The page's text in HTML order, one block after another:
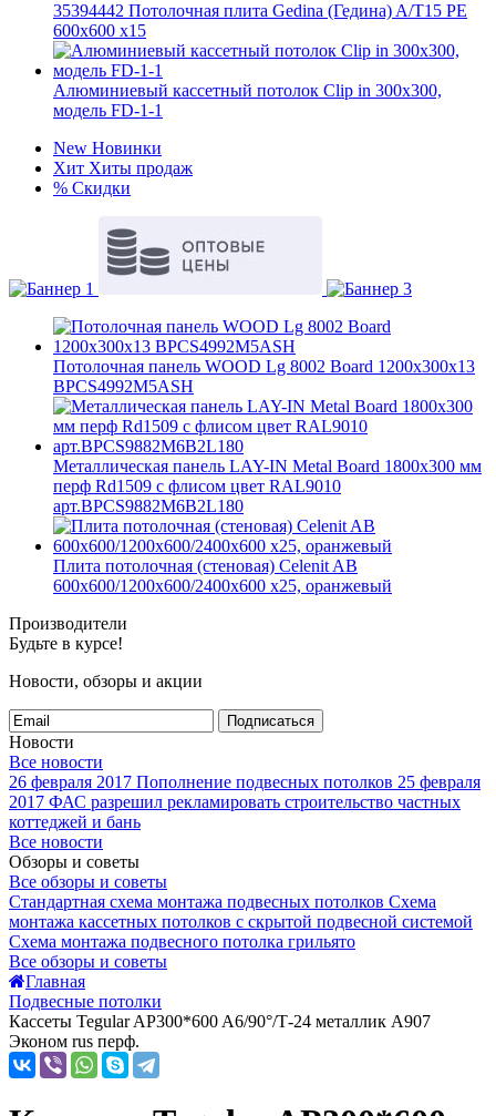
35394442 Потолочная плита Gedina (Гедина) A/T15 PE
600x600 x15
Алюминиевый кассетный потолок Clip in 300х300,
модель FD-1-1
New Новинки
Хит Хиты продаж
% Скидки
Потолочная панель WOOD Lg 8002 Board 1200x300x13
BPCS4992M5ASH
Металлическая панель LAY-IN Metal Board 1800x300 мм
перф Rd1509 с флисом цвет RAL9010
арт.BPCS9882M6B2L180
Плита потолочная (стеновая) Celenit AB
600x600/1200x600/2400x600 x25, оранжевый
Производители
Будьте в курсе!
Новости, обзоры и акции
Подписаться
Новости
Все новости
26 февраля 2017 Пополнение подвесных потолков 25 февраля
2017 ФАС разрешил рекламировать строительство частных
коттеджей и бань
Все новости
Обзоры и советы
Все обзоры и советы
Стандартная схема монтажа подвесных потолков Схема
монтажа кассетных потолков с скрытой подвесной системой
Схема монтажа подвесного потолка грильято
Все обзоры и советы
Главная
Подвесные потолки
Кассеты Tegular AP300*600 A6/90°/Т-24 металлик А907
Эконом rus перф.